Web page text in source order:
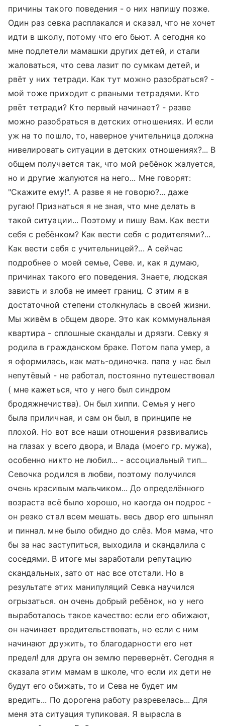
причины такого поведения - о них напишу позже.
Один раз севка расплакался и сказал, что не хочет
идти в школу, потому что его бьют. А сегодня ко
мне подлетели мамашки других детей, и стали
жаловаться, что сева лазит по сумкам детей, и
рвёт у них тетради. Как тут можно разобраться? -
мой тоже приходит с рваными тетрадями. Кто
рвёт тетради? Кто первый начинает? - разве
можно разобраться в детских отношениях. И если
уж на то пошло, то, наверное учительница должна
нивелировать ситуации в детских отношениях?... В
общем получается так, что мой ребёнок жалуется,
но и другие жалуются на него... Мне говорят:
"Скажите ему!". А разве я не говорю?... даже
ругаю! Признаться я не зная, что мне делать в
такой ситуации... Поэтому и пишу Вам. Как вести
себя с ребёнком? Как вести себя с родителями?...
Как вести себя с учительницей?... А сейчас
подробнее о моей семье, Севе. и, как я думаю,
причинах такого его поведения. Знаете, людская
зависть и злоба не имеет границ. С этим я в
достаточной степени столкнулась в своей жизни.
Мы живём в общем дворе. Это как коммунальная
квартира - сплошные скандалы и дрязги. Севку я
родила в гражданском браке. Потом папа умер, а
я оформилась, как мать-одиночка. папа у нас был
непутёвый - не работал, постоянно путешествовал
( мне кажеться, что у него был синдром
бродяжнечиства). Он был хиппи. Семья у него
была приличная, и сам он был, в принципе не
плохой. Но вот все наши отношения развивались
на глазах у всего двора, и Влада (моего гр. мужа),
особенно никто не любил... - ассоциальный тип...
Севочка родился в любви, поэтому получился
очень красивым мальчиком... До определённого
возраста всё было хорошо, но каогда он подрос -
он резко стал всем мешать. весь двор его шпынял
и пиннал. мне было обидно до слёз. Моя мама, что
бы за нас заступиться, выходила и скандалила с
соседями. В итоге мы заработали репутацию
скандальных, зато от нас все отстали. Но в
результате этих манипуляций Севка научился
огрызаться. он очень добрый ребёнок, но у него
выработалось такое качество: если его обижают,
он начинает вредительствовать, но если с ним
начинают дружить, то благодарности его нет
предел! для друга он землю перевернёт. Сегодня я
сказала этим мамам в школе, что если их дети не
будут его обижать, то и Сева не будет им
вредить... По дорогена работу разревелась... Для
меня эта ситуация тупиковая. Я вырасла в